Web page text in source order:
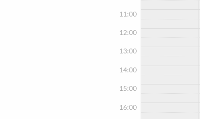
11:00
12:00
13:00
14:00
15:00
16:00